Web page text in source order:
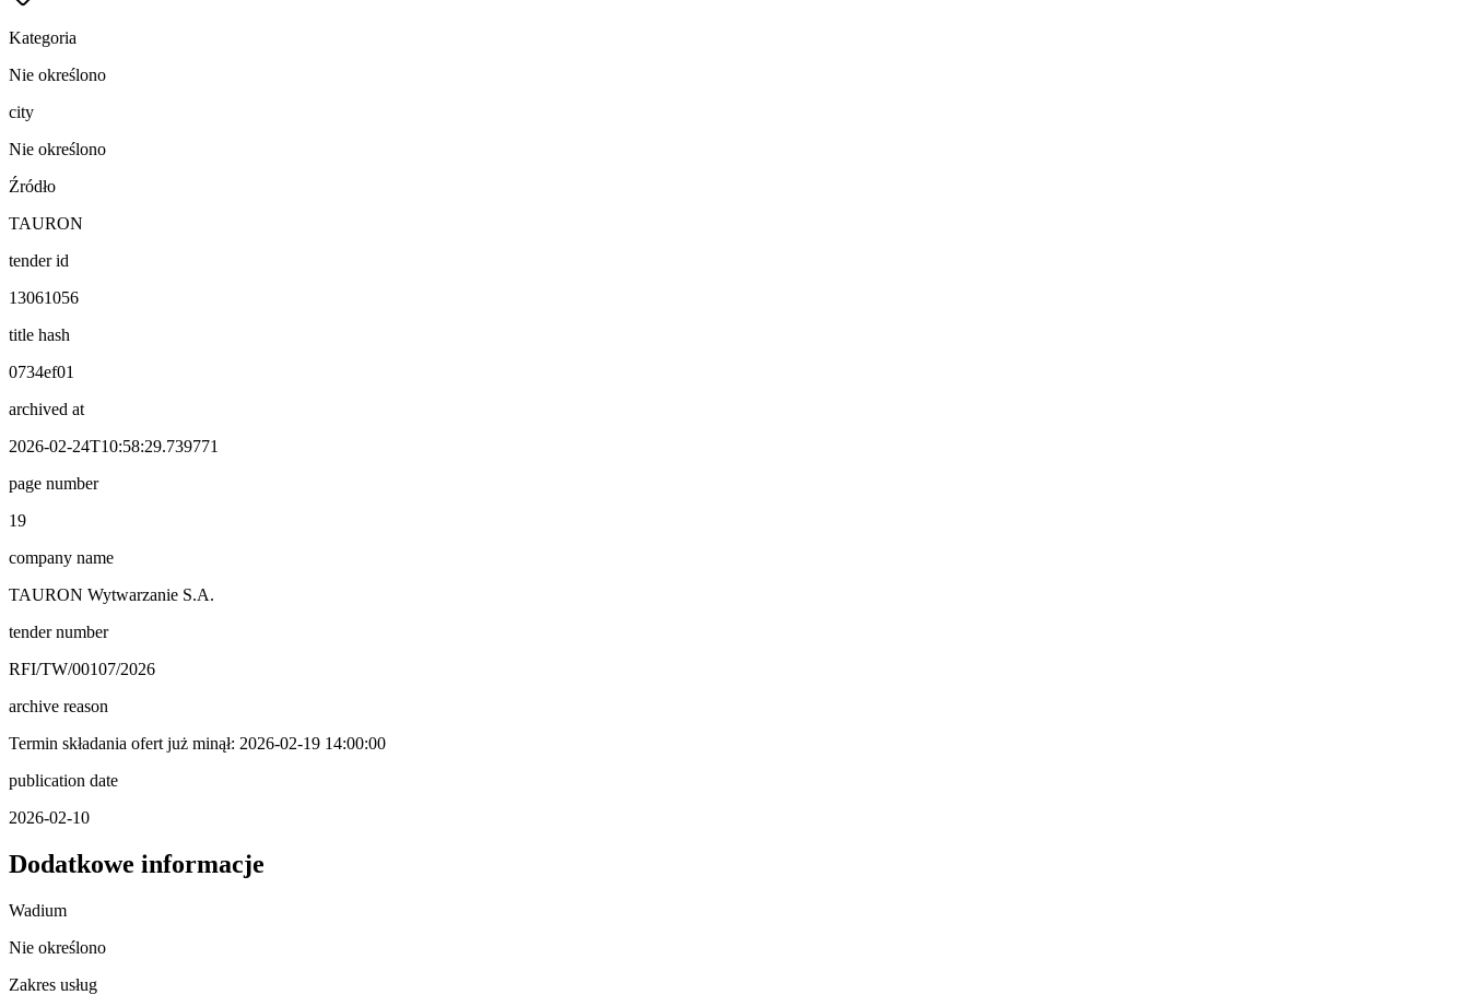
Kategoria
Nie określono
city
Nie określono
Źródło
TAURON
tender id
13061056
title hash
0734ef01
archived at
2026-02-24T10:58:29.739771
page number
19
company name
TAURON Wytwarzanie S.A.
tender number
RFI/TW/00107/2026
archive reason
Termin składania ofert już minął: 2026-02-19 14:00:00
publication date
2026-02-10
Dodatkowe informacje
Wadium
Nie określono
Zakres usług